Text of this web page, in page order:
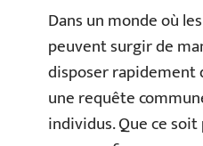
Dans un monde où
peuvent surgir de
disposer rapidement
une requête
individus. Que ce